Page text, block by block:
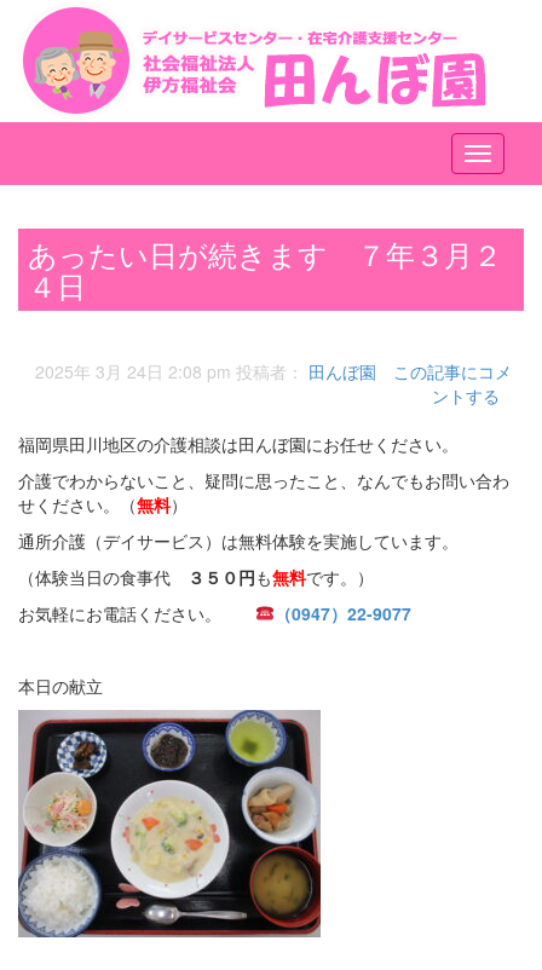
メ
ニ
ー
あったい日が続きます ７年３月２
４日
2025年 3月 24日 2:08 pm 投稿者： 田んぼ園
この記事にコメ
ントする
福岡県田川地区の介護相談は田んぼ園にお任せください。
介護でわからないこと、疑問に思ったこと、なんでもお問い合わ
せください。（無料）
通所介護（デイサービス）は無料体験を実施しています。
（体験当日の食事代
３５０円も無料です。）
お気軽にお電話ください。
（0947）22-9077
本日の献立